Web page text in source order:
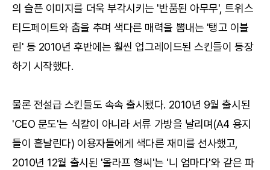
의 슬픈 이미지를 더욱 부각시키는 '반품된 아무무', 트위스
티드페이트와 춤을 추며 색다른 매력을 뽐내는 '탱고 이블
린' 등 2010년 후반에는 훨씬 업그레이드된 스킨들이 등장
하기 시작했다.
물론 전설급 스킨들도 속속 출시됐다. 2010년 9월 출시된
'CEO 문도'는 식칼이 아니라 서류 가방을 날리며(A4 용지
들이 흩날린다) 이용자들에게 색다른 재미를 선사했고,
2010년 12월 출시된 '올라프 형씨'는 '니 엄마다'와 같은 파